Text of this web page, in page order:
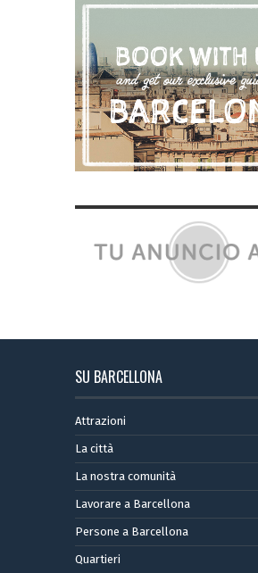
SU BARCELLONA
Attrazioni
La città
La nostra comunità
Lavorare a Barcellona
Persone a Barcellona
Quartieri